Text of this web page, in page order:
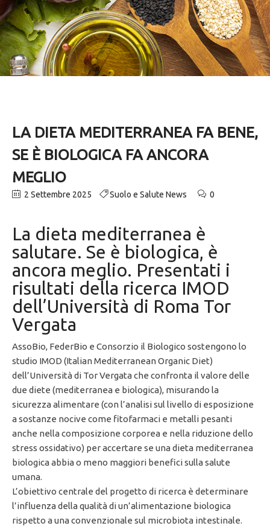
LA DIETA MEDITERRANEA FA BENE,
SE È BIOLOGICA FA ANCORA
MEGLIO
2 Settembre 2025 Suolo e Salute News 0
La dieta mediterranea è
salutare. Se è biologica, è
ancora meglio. Presentati i
risultati della ricerca IMOD
dell’Università di Roma Tor
Vergata
AssoBio, FederBio e Consorzio il Biologico sostengono lo
studio IMOD (Italian Mediterranean Organic Diet)
dell’Università di Tor Vergata che confronta il valore delle
due diete (mediterranea e biologica), misurando la
sicurezza alimentare (con l’analisi sul livello di esposizione
a sostanze nocive come fitofarmaci e metalli pesanti
anche nella composizione corporea e nella riduzione dello
stress ossidativo) per accertare se una dieta mediterranea
biologica abbia o meno maggiori benefici sulla salute
umana.
L’obiettivo centrale del progetto di ricerca è determinare
l’influenza della qualità di un’alimentazione biologica
rispetto a una convenzionale sul microbiota intestinale.